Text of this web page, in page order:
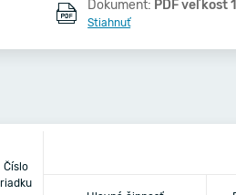
Dokument: PDF veľkosť
Stiahnuť
Číslo
riadku